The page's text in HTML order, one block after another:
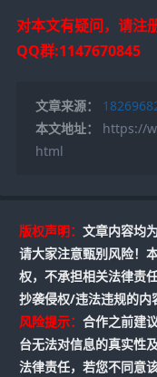
对本文有疑问，请注
QQ群:1147670845
文章来源：
本文地址：
https://
html
版权声明： 文章内容均
请大家注意甄别风险！
权，不承担相关法律责
抄袭侵权/违法违规的内
风险提示： 合作之前建
台无法对信息的真实性
法律责任，若您不同意